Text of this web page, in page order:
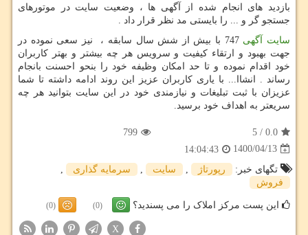
بازدید های انجام شده از آگهی ها ، وضعیت سایت در موتورهای
جستجو گر و ... را بایستی مد نظر قرار داد .
سایت آگهی
747 با بیش از شش سال سابقه ، نیز سعی نموده در
جهت بهبود و ارتقاء کیفیت و سرویس هر چه بیشتر و بهتر کاربران
خود اقدام نموده و تا حد امکان وظیفه خود را بنحو احسنت بانجام
رساند . انشاا... با یاری کاربران عزیز این روند ادامه داشته تا شما
عزیزان با ثبت تبلیغات و نیازمندی خود در این سایت بتوانید هر چه
سریعتر به اهداف خود برسید.
0.0
/
5
799
1400/04/13
14:04:43
تگهای خبر:
رپورتاژ , سایت , سرمایه گذاری
,
فروش
این پست مرکز املاک را می پسندید؟ (0)
(0)
X